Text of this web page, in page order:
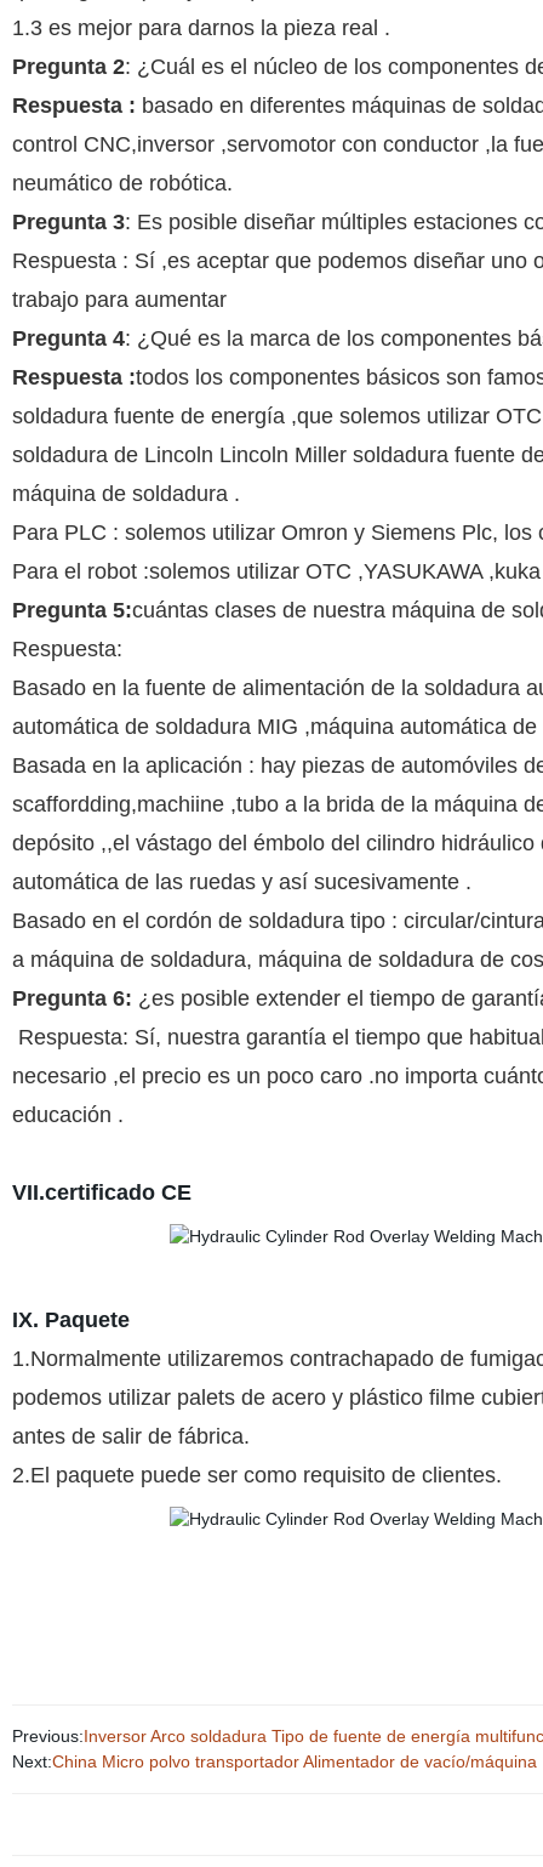
1.3 es mejor para darnos la pieza real .
Pregunta 2: ¿Cuál es el núcleo de los componentes
Respuesta : basado en diferentes máquinas de
control CNC,inversor ,servomotor con conductor ,la
neumático de robótica.
Pregunta 3: Es posible diseñar múltiples estaciones
Respuesta : Sí ,es aceptar que podemos diseñar
trabajo para aumentar
Pregunta 4: ¿Qué es la marca de los componentes
Respuesta :todos los componentes básicos son
soldadura fuente de energía ,que solemos utilizar
soldadura de Lincoln Lincoln Miller soldadura fuente
máquina de soldadura .
Para PLC : solemos utilizar Omron y Siemens Plc,
Para el robot :solemos utilizar OTC ,YASUKAWA
Pregunta 5:cuántas clases de nuestra máquina de
Respuesta:
Basado en la fuente de alimentación de la soldadura
automática de soldadura MIG ,máquina automática
Basada en la aplicación : hay piezas de automóviles
scaffordding,machiine ,tubo a la brida de la máquina
depósito ,,el vástago del émbolo del cilindro
automática de las ruedas y así sucesivamente .
Basado en el cordón de soldadura tipo : circular/
a máquina de soldadura, máquina de soldadura de
Pregunta 6: ¿es posible extender el tiempo de
Respuesta: Sí, nuestra garantía el tiempo que
necesario ,el precio es un poco caro .no importa
educación .
VII.certificado CE
IX. Paquete
1.Normalmente utilizaremos contrachapado de
podemos utilizar palets de acero y plástico filme
antes de salir de fábrica.
2.El paquete puede ser como requisito de clientes.
Previous:Inversor Arco soldadura Tipo de fuente de energía
Next:China Micro polvo transportador Alimentador de vacío/máquina